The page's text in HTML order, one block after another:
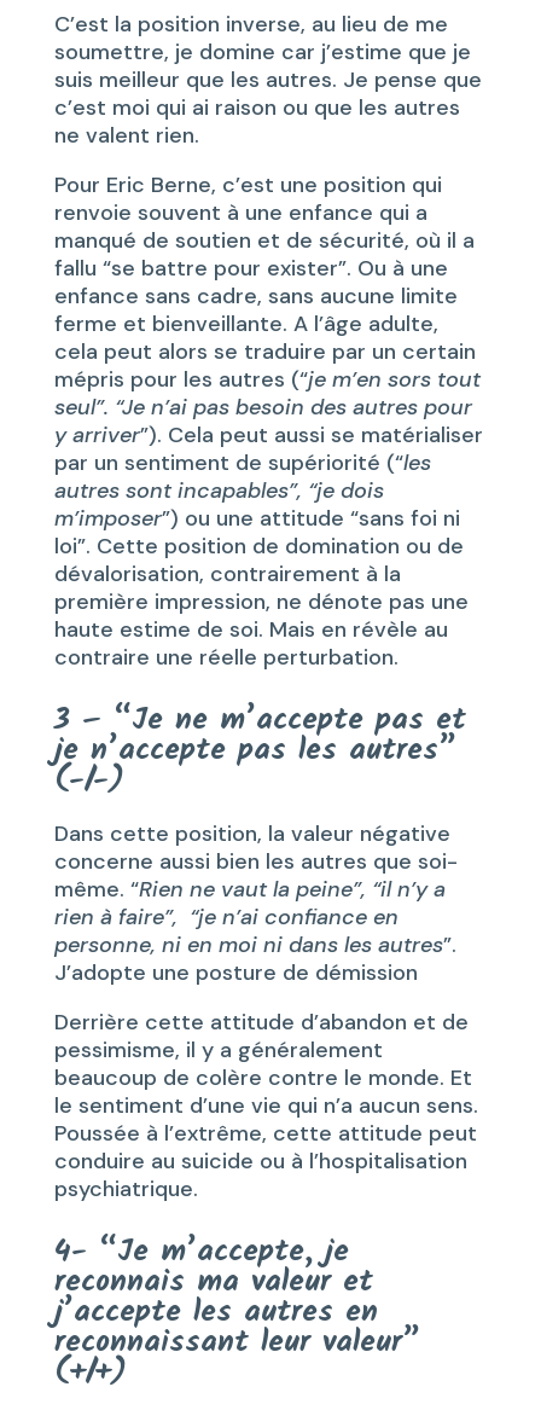
C’est la position inverse, au lieu de me
soumettre, je domine car j’estime que je
suis meilleur que les autres. Je pense que
c’est moi qui ai raison ou que les autres
ne valent rien.
Pour Eric Berne, c’est une position qui
renvoie souvent à une enfance qui a
manqué de soutien et de sécurité, où il a
fallu “se battre pour exister”. Ou à une
enfance sans cadre, sans aucune limite
ferme et bienveillante. A l’âge adulte,
cela peut alors se traduire par un certain
mépris pour les autres (“je m’en sors tout
seul”. “Je n’ai pas besoin des autres pour
y arriver”). Cela peut aussi se matérialiser
par un sentiment de supériorité (“les
autres sont incapables”, “je dois
m’imposer”) ou une attitude “sans foi ni
loi”. Cette position de domination ou de
dévalorisation, contrairement à la
première impression, ne dénote pas une
haute estime de soi. Mais en révèle au
contraire une réelle perturbation.
3 – “Je ne m’accepte pas et
je n’accepte pas les autres”
(-/-)
Dans cette position, la valeur négative
concerne aussi bien les autres que soi-
même. “Rien ne vaut la peine”, “il n’y a
rien à faire”, “je n’ai confiance en
personne, ni en moi ni dans les autres”.
J’adopte une posture de démission
Derrière cette attitude d’abandon et de
pessimisme, il y a généralement
beaucoup de colère contre le monde. Et
le sentiment d’une vie qui n’a aucun sens.
Poussée à l’extrême, cette attitude peut
conduire au suicide ou à l’hospitalisation
psychiatrique.
4- “Je m’accepte, je
reconnais ma valeur et
j’accepte les autres en
reconnaissant leur valeur”
(+/+)